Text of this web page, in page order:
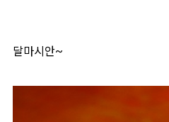
달마시안~